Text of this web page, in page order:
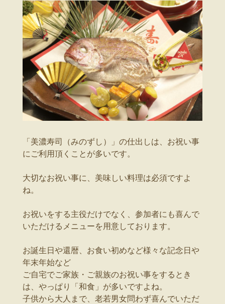
「美濃寿司（みのずし）」の仕出しは、お祝い事
にご利用頂くことが多いです。
大切なお祝い事に、美味しい料理は必須ですよ
ね。
お祝いをする主役だけでなく、参加者にも喜んで
いただけるメニューを用意しております。
お誕生日や還暦、お食い初めなど様々な記念日や
年末年始など
ご自宅でご家族・ご親族のお祝い事をするとき
は、やっぱり「和食」が多いですよね。
子供から大人まで、老若男女問わず喜んでいただ